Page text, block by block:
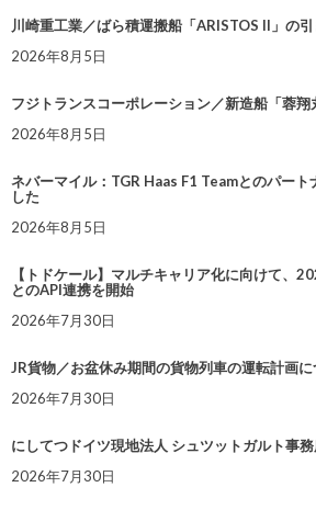
川崎重工業／ばら積運搬船「ARISTOS II」の
2026年8月5日
フジトランスコーポレーション／新造船「蓉翔
2026年8月5日
ネバーマイル：TGR Haas F1 Teamとのパート
した
2026年8月5日
【トドケール】マルチキャリア化に向けて、
とのAPI連携を開始
2026年7月30日
JR貨物／お盆休み期間の貨物列車の運転計画に
2026年7月30日
にしてつドイツ現地法人 シュツットガルト事
2026年7月30日